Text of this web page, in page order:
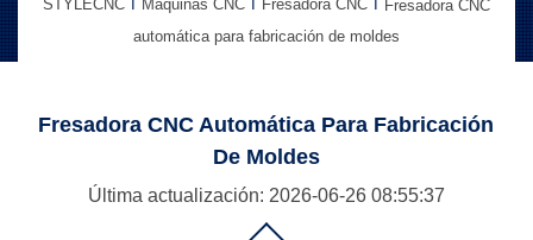
STYLECNC Máquinas CNC Fresadora CNC
Fresadora CNC
automática para fabricación de moldes
Fresadora CNC Automática Para Fabricación
De Moldes
Última actualización: 2026-06-26 08:55:37